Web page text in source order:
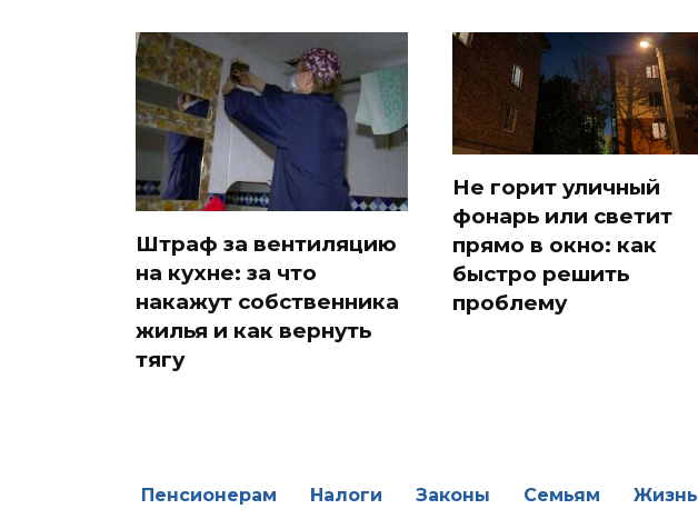
Штраф за вентиляцию
на кухне: за что
накажут собственника
жилья и как вернуть
тягу
Не горит уличный
фонарь или светит
прямо в окно: как
быстро решить
проблему
Пенсионерам Налоги Законы Семьям Жизнь